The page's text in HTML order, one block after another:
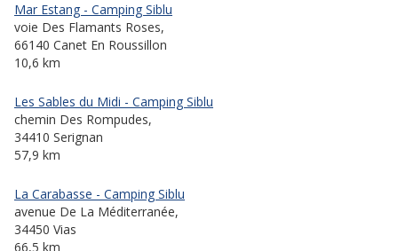
Mar Estang - Camping Siblu
voie Des Flamants Roses,
66140 Canet En Roussillon
10,6 km
Les Sables du Midi - Camping Siblu
chemin Des Rompudes,
34410 Serignan
57,9 km
La Carabasse - Camping Siblu
avenue De La Méditerranée,
34450 Vias
66,5 km